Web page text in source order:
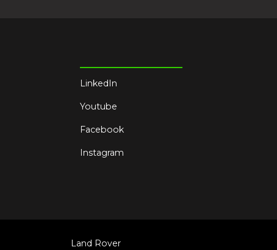
LinkedIn
Youtube
Facebook
Instagram
Land Rover